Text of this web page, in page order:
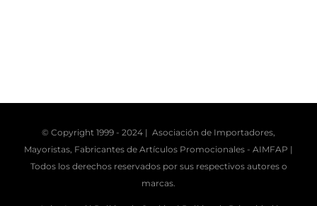
© Copyright 1999 - 2024 | Asociación de Importadores,
Mayoristas, Fabricantes de Artículos Promocionales - AIMFAP |
Todos los derechos reservados por sus respectivos autores o
marcas.